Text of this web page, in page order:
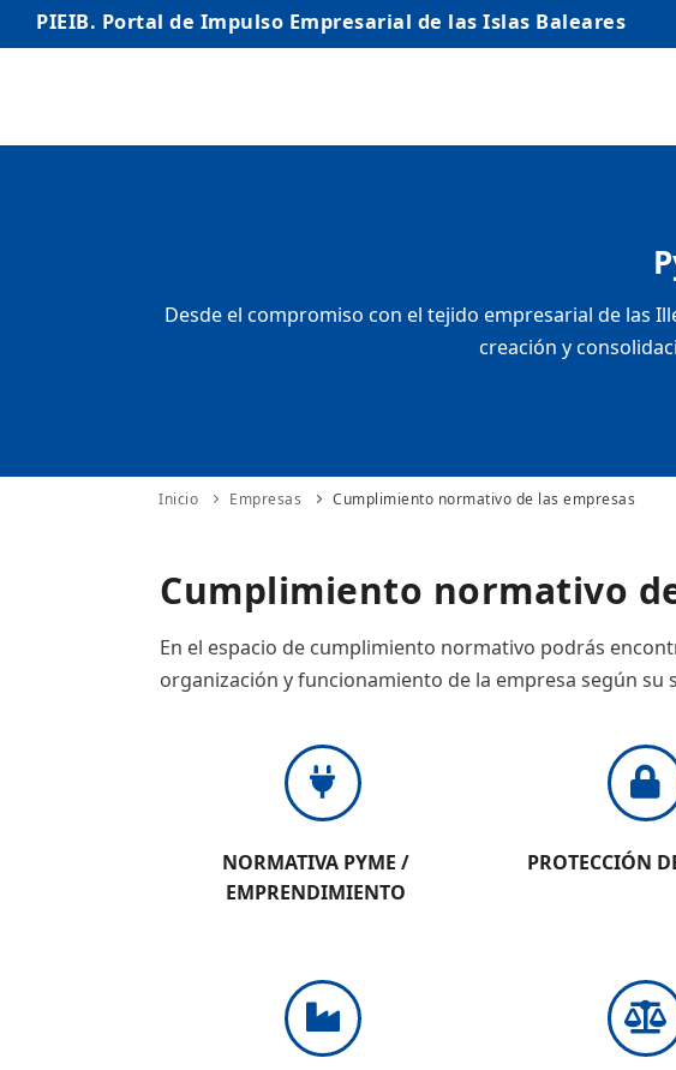
PIEIB. Portal de Impulso Empresarial de las Islas Baleares
INICIO
EMPRENDEDORESDesde el compromiso con el tejido empresarial de las
creación y
Inicio Empresas Cumplimiento normativo de las empresas
Cumplimiento normativo
En el espacio de cumplimiento normativo podrás
organización y funcionamiento de la empresa según su
NORMATIVA PYME /
EMPRENDIMIENTO
PROTECCIÓN